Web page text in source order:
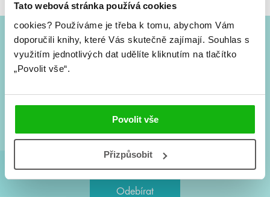
Tato webová stránka používá cookies
cookies? Používáme je třeba k tomu, abychom Vám
doporučili knihy, které Vás skutečně zajímají. Souhlas s
využitím jednotlivých dat udělíte kliknutím na tlačítko
„Povolit vše“.
Povolit vše
Přizpůsobit
#HumbookNews
Nové knihy, co se chystá, kvízy, soutěže, autoři, filmové
a seriálové adaptace a další.